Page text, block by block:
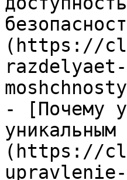
(https://
- [Почему
(https://